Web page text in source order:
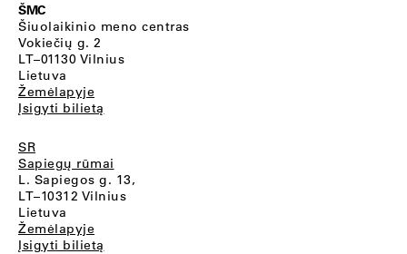
ŠMC
Šiuolaikinio meno centras
Vokiečių g. 2
LT–01130 Vilnius
Lietuva
Žemėlapyje
Įsigyti bilietą
SR
Sapiegų rūmai
L. Sapiegos g. 13,
LT–10312 Vilnius
Lietuva
Žemėlapyje
Įsigyti bilietą